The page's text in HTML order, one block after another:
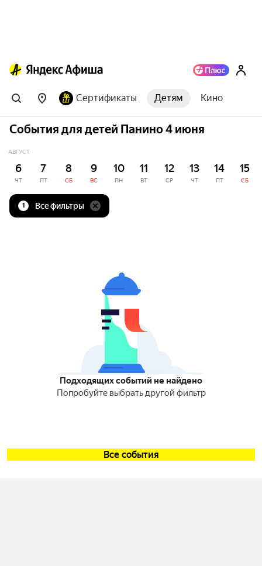
Сертификаты Детям Кино
События для детей Панино 4 июня
АВГУСТ
6
ЧТ
7
ПТ
8
СБ
9
ВС
10
ПН
11
ВТ
12
СР
13
ЧТ
14
ПТ
15
СБ
1 Все фильтры
Подходящих событий не найдено
Попробуйте выбрать другой фильтр
Все события